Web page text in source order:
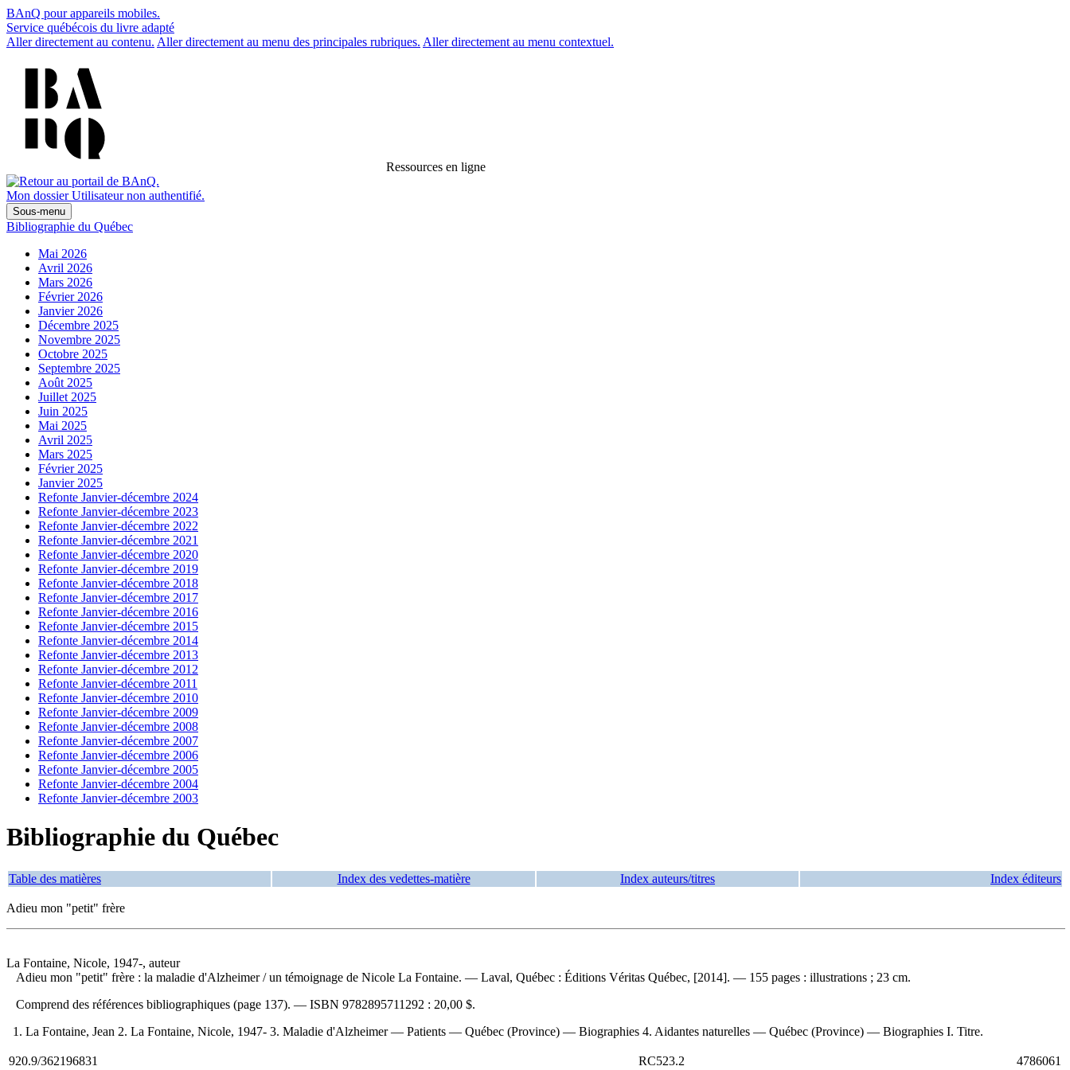
BAnQ pour appareils mobiles.
Service québécois du livre adapté
Aller directement au contenu. Aller directement au menu des principales rubriques. Aller directement au menu contextuel.
Ressources en ligne
Mon dossier Utilisateur non authentifié.
Sous-menu
Bibliographie du Québec
Mai 2026
Avril 2026
Mars 2026
Février 2026
Janvier 2026
Décembre 2025
Novembre 2025
Octobre 2025
Septembre 2025
Août 2025
Juillet 2025
Juin 2025
Mai 2025
Avril 2025
Mars 2025
Février 2025
Janvier 2025
Refonte Janvier-décembre 2024
Refonte Janvier-décembre 2023
Refonte Janvier-décembre 2022
Refonte Janvier-décembre 2021
Refonte Janvier-décembre 2020
Refonte Janvier-décembre 2019
Refonte Janvier-décembre 2018
Refonte Janvier-décembre 2017
Refonte Janvier-décembre 2016
Refonte Janvier-décembre 2015
Refonte Janvier-décembre 2014
Refonte Janvier-décembre 2013
Refonte Janvier-décembre 2012
Refonte Janvier-décembre 2011
Refonte Janvier-décembre 2010
Refonte Janvier-décembre 2009
Refonte Janvier-décembre 2008
Refonte Janvier-décembre 2007
Refonte Janvier-décembre 2006
Refonte Janvier-décembre 2005
Refonte Janvier-décembre 2004
Refonte Janvier-décembre 2003
Bibliographie du Québec
Table des matières Index des vedettes-matière Index auteurs/titres Index éditeurs
Adieu mon "petit" frère
La Fontaine, Nicole, 1947-, auteur
Adieu mon "petit" frère : la maladie d'Alzheimer/ un témoignage de Nicole La Fontaine. — Laval, Québec : Éditions Véritas Québec, [2014]. — 155 pages : illustrations ; 23 cm.
Comprend des références bibliographiques (page 137). — ISBN 9782895711292 : 20,00 $.
1. La Fontaine, Jean 2. La Fontaine, Nicole, 1947- 3. Maladie d'Alzheimer — Patients — Québec (Province) — Biographies 4. Aidantes naturelles — Québec (Province) — Biographies I. Titre.
920.9/362196831 RC523.2 4786061